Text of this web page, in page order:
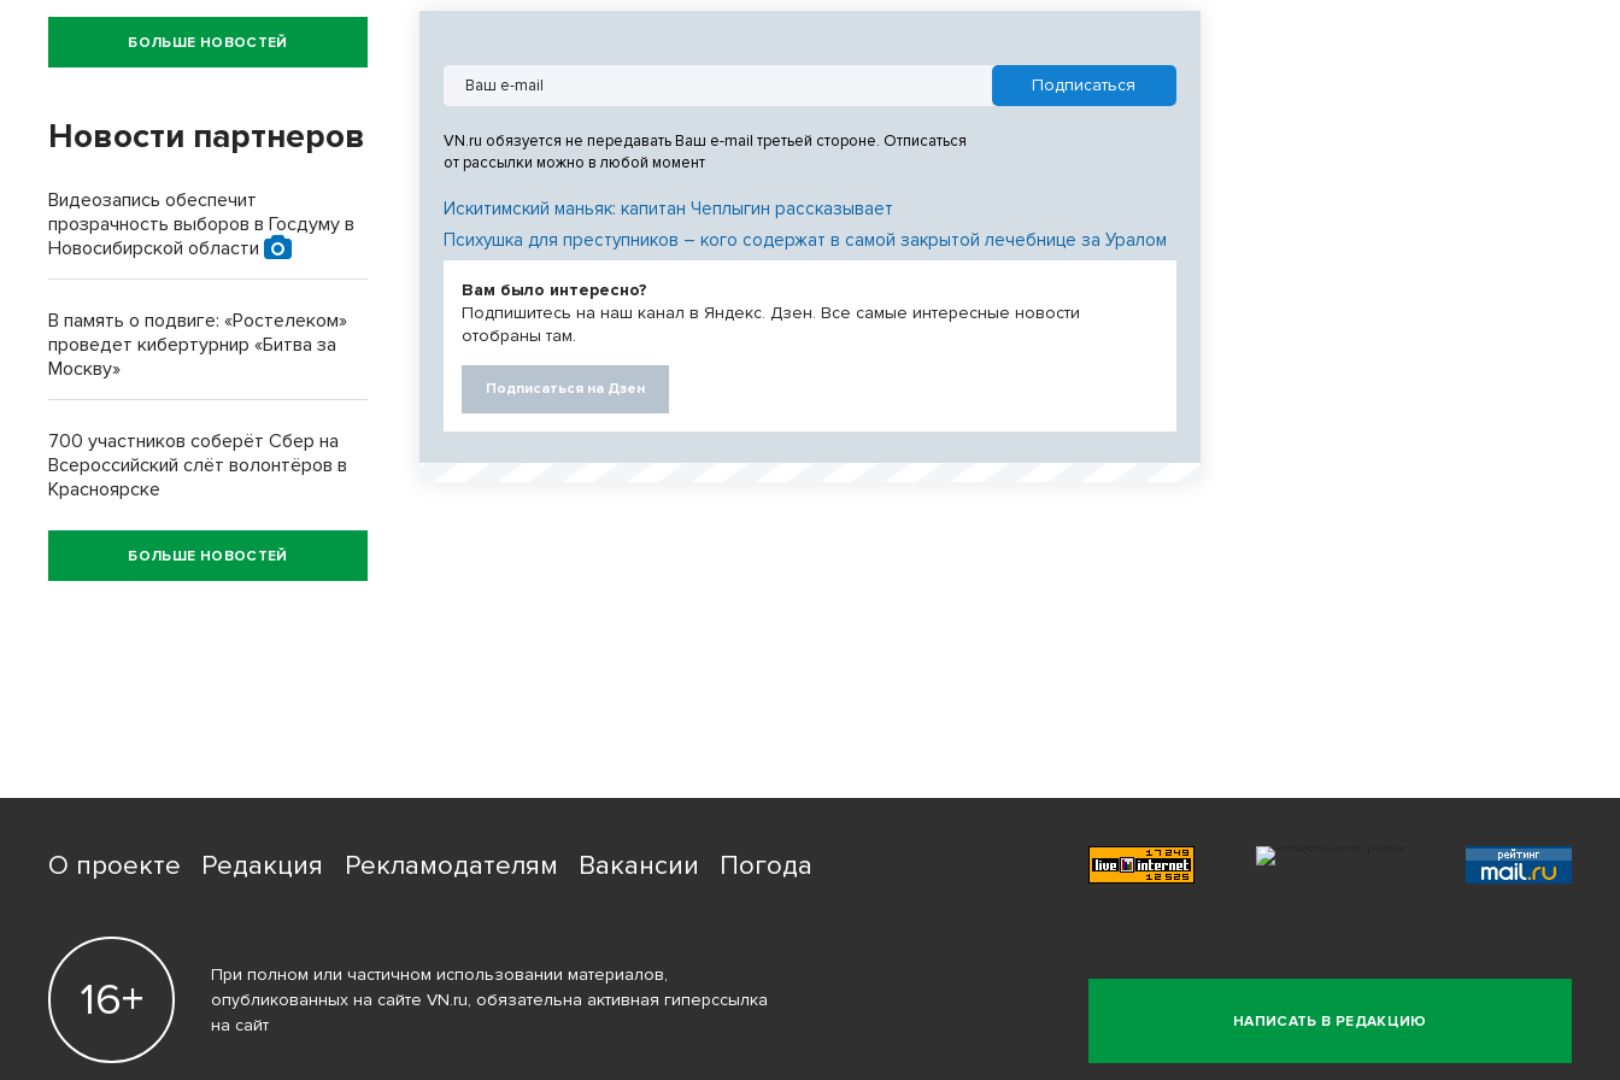
VN.ru обязуется не передавать Ваш e-mail третьей стороне. Отписаться
от рассылки можно в любой момент
Искитимский маньяк: капитан Чеплыгин рассказывает
Психушка для преступников – кого содержат в самой закрытой лечебнице за Уралом
Вам было интересно?
Подпишитесь на наш канал в Яндекс. Дзен. Все самые интересные новости
отобраны там.
Подписаться на Дзен
БОЛЬШЕ НОВОСТЕЙ
Новости партнеров
Видеозапись обеспечит
прозрачность выборов в Госдуму в
Новосибирской области
В память о подвиге: «Ростелеком»
проведет кибертурнир «Битва за
Москву»
700 участников соберёт Сбер на
Всероссийский слёт волонтёров в
Красноярске
БОЛЬШЕ НОВОСТЕЙ
О проекте Редакция Рекламодателям Вакансии Погода
НАПИСАТЬ В РЕДАКЦИЮ
16+
При полном или частичном использовании материалов,
опубликованных на сайте VN.ru, обязательна активная гиперссылка
на сайт